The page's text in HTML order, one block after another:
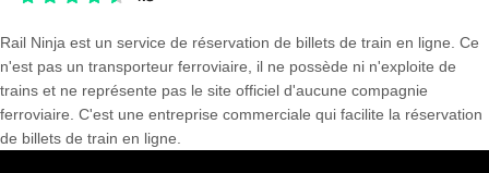
Rail Ninja est un service de réservation de billets de train en ligne. Ce
n'est pas un transporteur ferroviaire, il ne possède ni n'exploite de
trains et ne représente pas le site officiel d'aucune compagnie
ferroviaire. C'est une entreprise commerciale qui facilite la réservation
de billets de train en ligne.